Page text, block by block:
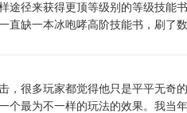
途径来获得更顶等级别的等级技能
直缺一本冰咆哮高阶技能书，刷了
，很多玩家都觉得他只是平平无奇
个最为不一样的玩法的效果。我当